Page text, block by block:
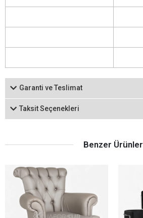
Garanti ve Teslimat
Taksit Seçenekleri
Benzer Ürünler